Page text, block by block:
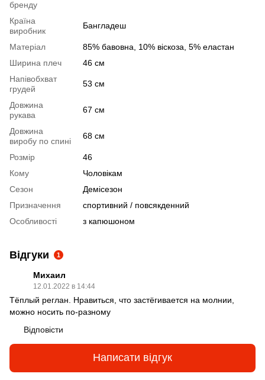
бренду
Країна
виробник
Бангладеш
Матеріал
85% бавовна, 10% віскоза, 5% еластан
Ширина плеч
46 см
Напівобхват
грудей
53 см
Довжина
рукава
67 см
Довжина
виробу по спині
68 см
Розмір
46
Кому
Чоловікам
Сезон
Демісезон
Призначення
спортивний / повсякденний
Особливості
з капюшоном
Відгуки 1
Михаил
12.01.2022 в 14:44
Тёплый реглан. Нравиться, что застёгивается на молнии,
можно носить по-разному
Відповісти
Написати відгук